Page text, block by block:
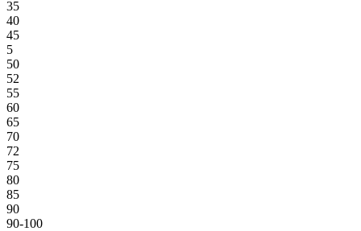
35
40
45
5
50
52
55
60
65
70
72
75
80
85
90
90-100